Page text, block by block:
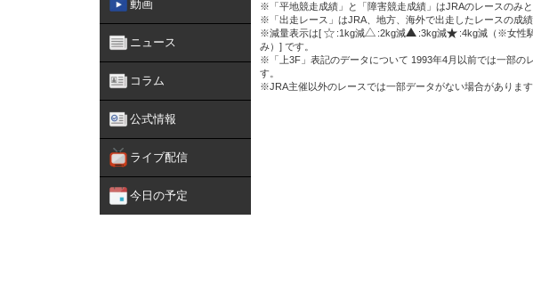
動画
ニュース
コラム
公式情報
ライブ配信
今日の予定
※「平地競走成績」と「障害競走成績」はJRAのレースのみと
※「出走レース」はJRA、地方、海外で出走したレースの成績
※減量表示は[
:1kg減 :2kg減 :3kg減 :4kg減（※女性
み）] です。
※「上3F」表記のデータについて 1993年4月以前では一部の
す。
※JRA主催以外のレースでは一部データがない場合があります